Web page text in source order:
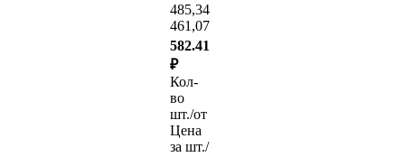
485,34
461,07
582.41
₽
Кол-
во
шт./от
Цена
за шт./